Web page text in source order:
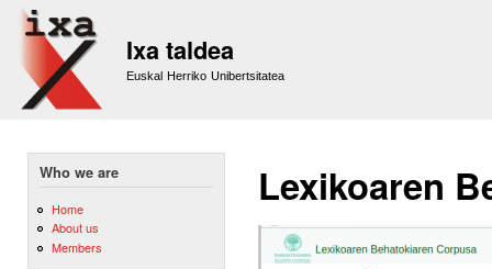
Ixa taldea
Euskal Herriko Unibertsitatea
Who we are
Home
About us
Members
Lexikoaren